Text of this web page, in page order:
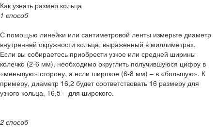
Как узнать размер кольца
1 способ
С помощью линейки или сантиметровой ленты измерьте диаметр
внутренней окружности кольца, выраженный в миллиметрах.
Если вы собираетесь приобрести узкое или средней ширины
колечко (2-6 мм), необходимо округлить получившуюся цифру в
«меньшую» сторону, а если широкое (6-8 мм) – в «большую». К
примеру, диаметр 16,2 будет соответствовать 16 размеру для
узкого кольца, 16,5 – для широкого.
2 способ